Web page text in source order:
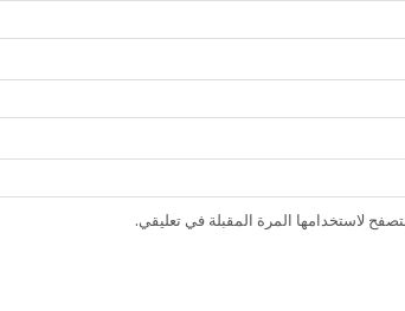
لاستخدامها المرة المقبلة في تعليقي.